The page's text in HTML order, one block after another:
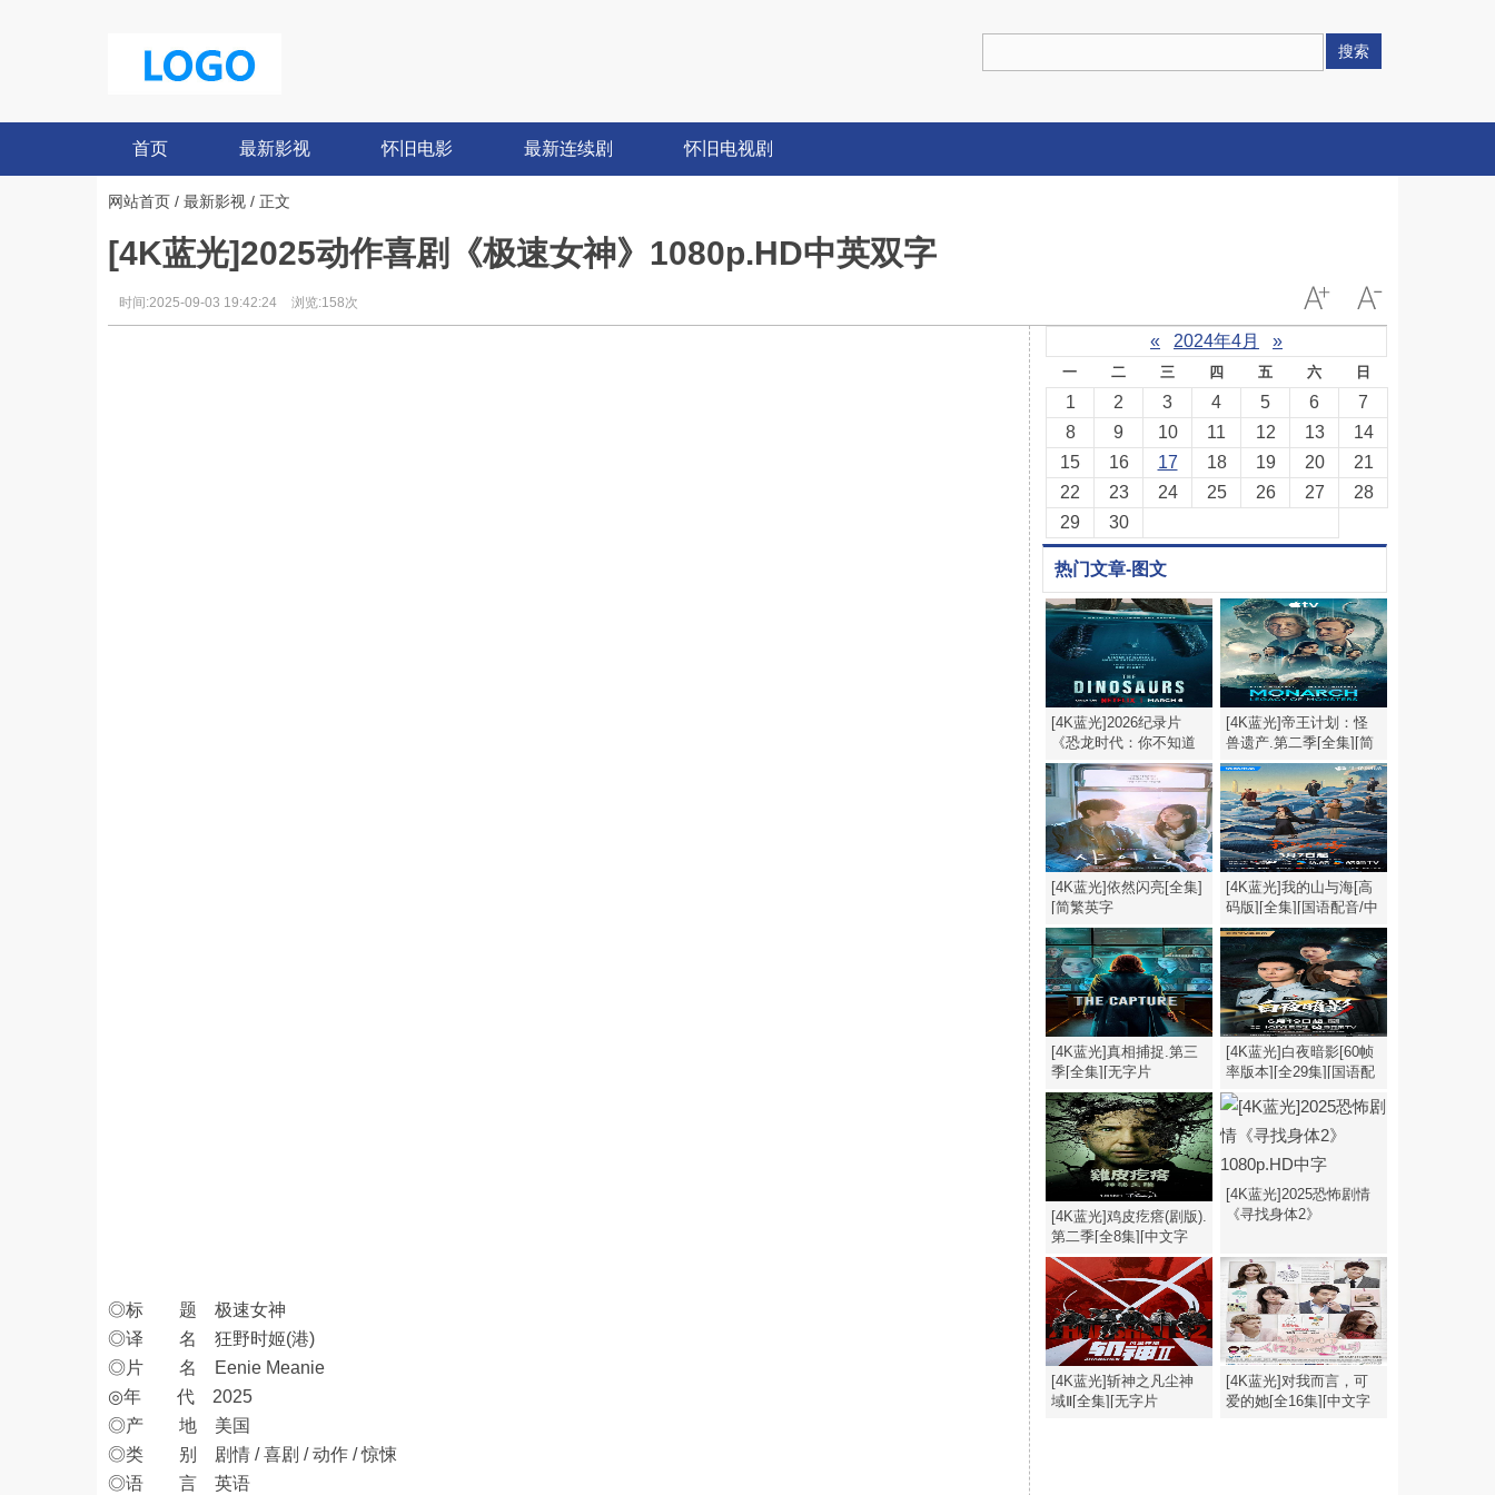
搜索
首页 最新影视 怀旧电影 最新连续剧 怀旧电视剧
网站首页 / 最新影视 / 正文
[4K蓝光]2025动作喜剧《极速女神》1080p.HD中英双字
时间:2025-09-03 19:42:24 浏览:158次
◎标 题 极速女神
◎译 名 狂野时姬(港)
◎片 名 Eenie Meanie
◎年 代 2025
◎产 地 美国
◎类 别 剧情 / 喜剧 / 动作 / 惊悚
◎语 言 英语
« 2024年4月 »
一 二 三 四 五 六 日
1 2 3 4 5 6
7
8
9 10 11 12 13
14
15
16 17 18 19 20
21
22
23 24 25 26 27
28
29
30
热门文章-图文
[4K蓝光]2026纪录片
《恐龙时代：你不知道
的故事》1080p.HD中英
双字
[4K蓝光]帝王计划：怪
兽遗产.第二季[全集][简
繁英字幕].2160p
[4K蓝光]依然闪亮[全集]
[简繁英字
幕].Still.Shining.S01.1080p
[4K蓝光]我的山与海[高
码版][全集][国语配音/中
文字
幕].My.Destiny.S01.2026.2160p
[4K蓝光]真相捕捉.第三
季[全集][无字片
源].The.Capture.S03.1080p
[4K蓝光]白夜暗影[60帧
率版本][全29集][国语配
音/中文字
幕].2026.2160p
[4K蓝光]鸡皮疙瘩(剧版).
第二季[全8集][中文字
幕].1080p
[4K蓝光]2025恐怖剧情
《寻找身体2》
[4K蓝光]斩神之凡尘神
域Ⅱ[全集][无字片
[4K蓝光]对我而言，可
爱的她[全16集][中文字